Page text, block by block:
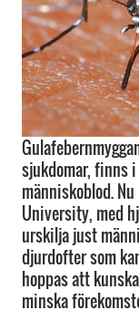
sjukdomar, finns
människoblod.
University, med
urskilja just
djurdofter som
hoppas att
minska